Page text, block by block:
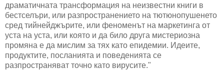
драматичната трансформация на неизвестни книги в
бестселъри, или разпространението на тютюнопушенето
сред тийнейджърите, или феноменът на маркетинга от
уста на уста, или която и да било друга мистериозна
промяна е да мислим за тях като епидемии. Идеите,
продуктите, посланията и поведенията се
разпространяват точно като вирусите."